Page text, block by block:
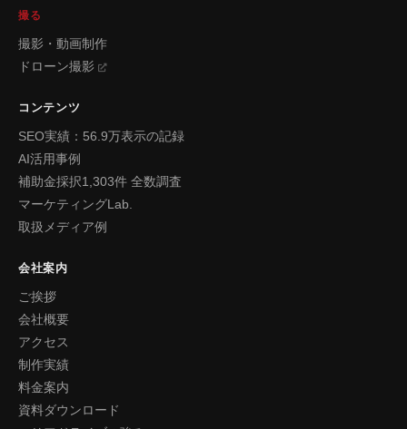
撮る
撮影・動画制作
ドローン撮影
コンテンツ
SEO実績：56.9万表示の記録
AI活用事例
補助金採択1,303件 全数調査
マーケティングLab.
取扱メディア例
会社案内
ご挨拶
会社概要
アクセス
制作実績
料金案内
資料ダウンロード